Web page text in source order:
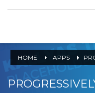
HOME APPS